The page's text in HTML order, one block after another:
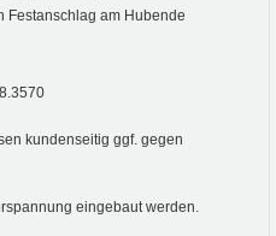
Festanschlag am Hubende
kundenseitig ggf. gegen
eingebaut werden.